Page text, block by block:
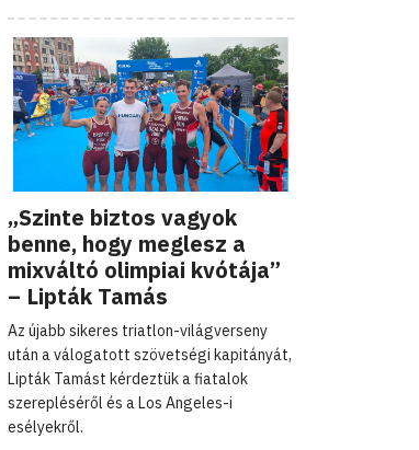
„Szinte biztos vagyok
benne, hogy meglesz a
mixváltó olimpiai kvótája”
– Lipták Tamás
Az újabb sikeres triatlon-világverseny
után a válogatott szövetségi kapitányát,
Lipták Tamást kérdeztük a fiatalok
szerepléséről és a Los Angeles-i
esélyekről.